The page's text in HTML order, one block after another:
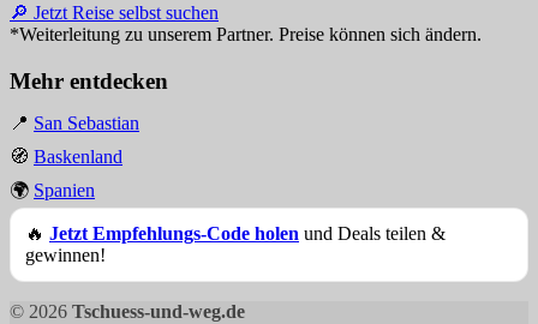
🔎 Jetzt Reise selbst suchen
*Weiterleitung zu unserem Partner. Preise können sich ändern.
Mehr entdecken
📍 San Sebastian
🧭 Baskenland
🌍 Spanien
🔥 Jetzt Empfehlungs-Code holen und Deals teilen &
gewinnen!
© 2026 Tschuess-und-weg.de